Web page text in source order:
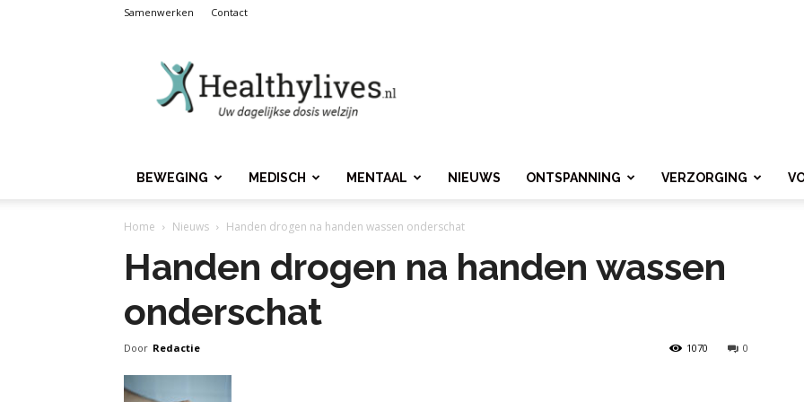
Samenwerken Contact
BEWEGING MEDISCH MENTAAL NIEUWS ONTSPANNING VERZORGING
Home Nieuws Handen drogen na handen wassen onderschat
Handen drogen na handen wassen
onderschat
Door Redactie 0
1070